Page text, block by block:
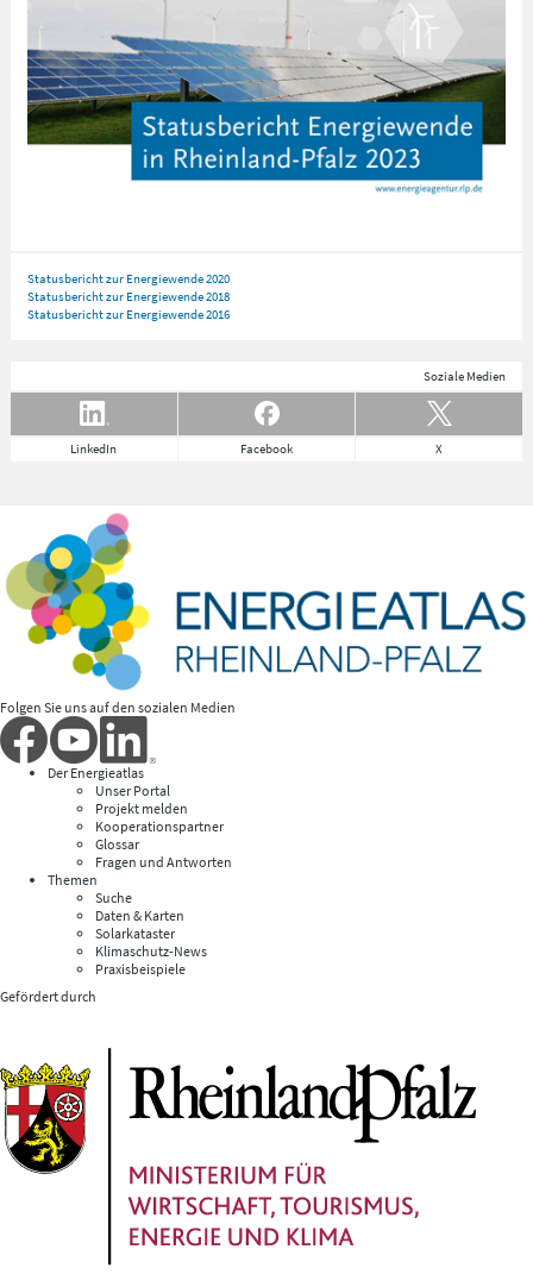
Statusbericht zur Energiewende 2020
Statusbericht zur Energiewende 2018
Statusbericht zur Energiewende 2016
Soziale Medien
LinkedIn Facebook X
Folgen Sie uns auf den sozialen Medien
Der Energieatlas
Unser Portal
Projekt melden
Kooperationspartner
Glossar
Fragen und Antworten
Themen
Suche
Daten & Karten
Solarkataster
Klimaschutz-News
Praxisbeispiele
Gefördert durch